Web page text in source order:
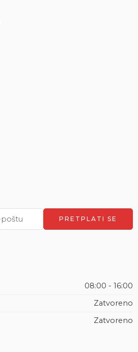
08:00 - 16:00
Zatvoreno
Zatvoreno